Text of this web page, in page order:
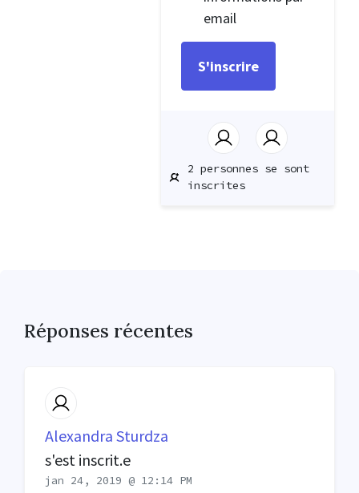
email
2 personnes se sont
inscrites
Réponses récentes
Alexandra Sturdza
s'est inscrit.e
jan 24, 2019 @ 12:14 PM